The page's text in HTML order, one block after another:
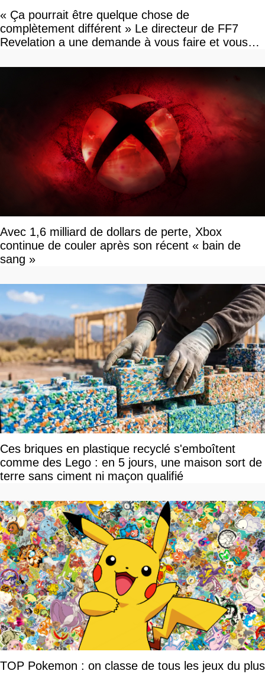
« Ça pourrait être quelque chose de
complètement différent » Le directeur de FF7
Revelation a une demande à vous faire et vous
Avec 1,6 milliard de dollars de perte, Xbox
continue de couler après son récent « bain de
sang »
Ces briques en plastique recyclé s'emboîtent
comme des Lego : en 5 jours, une maison sort de
terre sans ciment ni maçon qualifié
TOP Pokemon : on classe de tous les jeux du plus